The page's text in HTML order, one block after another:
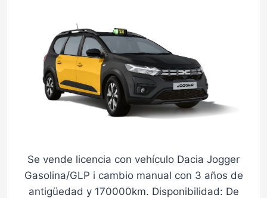
Se vende licencia con vehículo Dacia Jogger
Gasolina/GLP i cambio manual con 3 años de
antigüedad y 170000km. Disponibilidad: De